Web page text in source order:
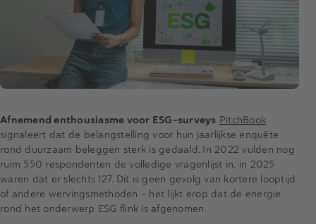
Afnemend enthousiasme voor ESG-surveys PitchBook
signaleert dat de belangstelling voor hun jaarlijkse enquête
rond duurzaam beleggen sterk is gedaald. In 2022 vulden nog
ruim 550 respondenten de volledige vragenlijst in, in 2025
waren dat er slechts 127. Dit is geen gevolg van kortere looptijd
of andere wervingsmethoden – het lijkt erop dat de energie
rond het onderwerp ESG flink is afgenomen.